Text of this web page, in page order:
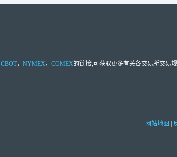
CBOT， NYMEX ， COMEX的链接,可获取更多有关各交易所交易
网站地图 |